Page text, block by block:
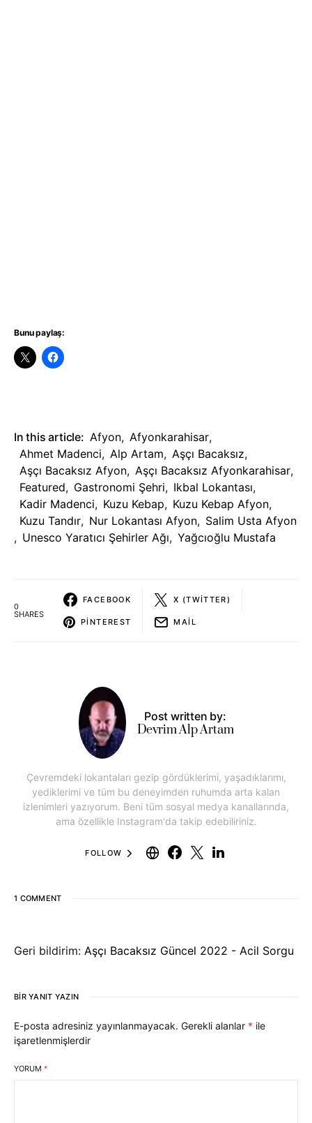
Bunu paylaş:
In this article: Afyon, Afyonkarahisar,
Ahmet Madenci, Alp Artam, Aşçı Bacaksız,
Aşçı Bacaksız Afyon, Aşçı Bacaksız Afyonkarahisar,
Featured, Gastronomi Şehri, Ikbal Lokantası,
Kadir Madenci, Kuzu Kebap, Kuzu Kebap Afyon,
Kuzu Tandır, Nur Lokantası Afyon, Salim Usta Afyon
, Unesco Yaratıcı Şehirler Ağı, Yağcıoğlu Mustafa
0
SHARES
FACEBOOK X (TWITTER)
PINTEREST MAIL
Post written by:
Devrim Alp Artam
Çevremdeki lokantaları gezip gördüklerimi, yaşadıklarımı,
yediklerimi ve tüm bu deneyimden ruhumda arta kalan
izlenimleri yazıyorum. Beni tüm sosyal medya kanallarında,
ama özellikle Instagram'da takip edebiliriniz.
FOLLOW
1 COMMENT
Geri bildirim: Aşçı Bacaksız Güncel 2022 - Acil Sorgu
BIR YANIT YAZIN
E-posta adresiniz yayınlanmayacak. Gerekli alanlar * ile
işaretlenmişlerdir
YORUM *